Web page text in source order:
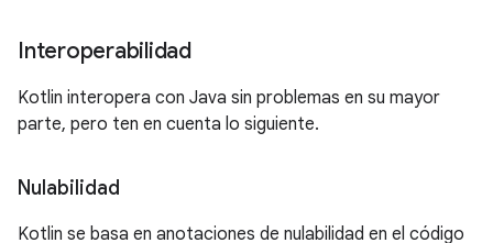
Interoperabilidad
Kotlin interopera con Java sin problemas en su mayor
parte, pero ten en cuenta lo siguiente.
Nulabilidad
Kotlin se basa en anotaciones de nulabilidad en el código